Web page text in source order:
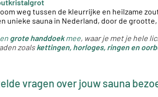
weg tussen de kleurrijke en heilzame
unieke sauna in Nederland, door de
grote handdoekmee, waar je met je hele
zoalskettingen, horloges, ringen en
vragen over jouw sauna